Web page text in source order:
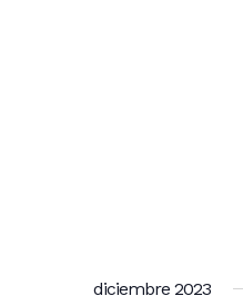
diciembre 2023